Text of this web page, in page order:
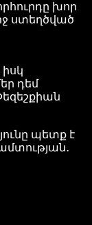
խոր
ստեղծված
դեմ
պետք է